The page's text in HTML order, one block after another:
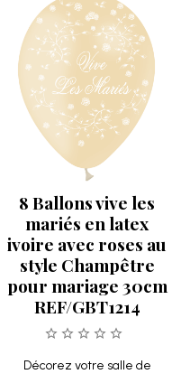
8 Ballons vive les
mariés en latex
ivoire avec roses au
style Champêtre
pour mariage 30cm
REF/GBT1214
Décorez votre salle de